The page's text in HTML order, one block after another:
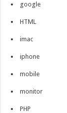
google
HTML
imac
iphone
mobile
monitor
PHP